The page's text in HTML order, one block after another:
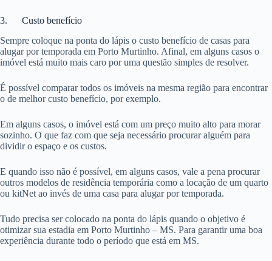
3. Custo benefício
Sempre coloque na ponta do lápis o custo benefício de casas para
alugar por temporada em Porto Murtinho. Afinal, em alguns casos o
imóvel está muito mais caro por uma questão simples de resolver.
É possível comparar todos os imóveis na mesma região para encontrar
o de melhor custo benefício, por exemplo.
Em alguns casos, o imóvel está com um preço muito alto para morar
sozinho. O que faz com que seja necessário procurar alguém para
dividir o espaço e os custos.
E quando isso não é possível, em alguns casos, vale a pena procurar
outros modelos de residência temporária como a locação de um quarto
ou kitNet ao invés de uma casa para alugar por temporada.
Tudo precisa ser colocado na ponta do lápis quando o objetivo é
otimizar sua estadia em Porto Murtinho – MS. Para garantir uma boa
experiência durante todo o período que está em MS.